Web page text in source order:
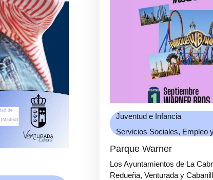
Juventud e Infancia
Servicios Sociales, Empleo
Parque Warner
Los Ayuntamientos de La
Redueña, Venturada y